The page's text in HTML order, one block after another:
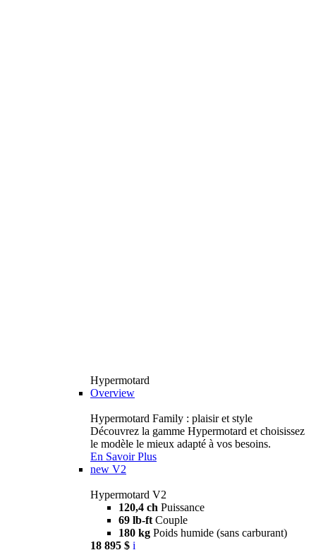
Hypermotard
Overview
Hypermotard Family : plaisir et style
Découvrez la gamme Hypermotard et choisissez
le modèle le mieux adapté à vos besoins.
En Savoir Plus
new V2
Hypermotard V2
120,4 ch Puissance
69 lb-ft Couple
180 kg Poids humide (sans carburant)
18 895 $ i